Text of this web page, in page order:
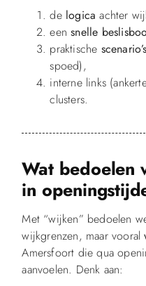
de logica achter
eensnelle
praktische scenario’s
spoed),
interne links
clusters.
Wat bedoelen
in
Met “wijken” bedoelen
wijkgrenzen, maar vooral
Amersfoort die qua
aanvoelen. Denk aan: